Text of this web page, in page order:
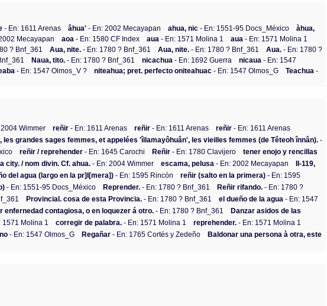
- En: 1611 Arenas âhua' - En: 2002 Mecayapan ahua, nic - En: 1551-95 Docs_México
àhua,
Mecayapan aoa - En: 1580 CF Index aua - En: 1571 Molina 1 aua - En: 1571 Molina 1
? Bnf_361 Aua, nite. - En: 1780 ? Bnf_361 Aua, nite. - En: 1780 ? Bnf_361 Aua. - En: 1780 ?
Naua, tito. - En: 1780 ? Bnf_361 nicachua - En: 1692 Guerra nicaua - En: 1547
- En: 1547 Olmos_V ? niteahua; pret. perfecto oniteahuac - En: 1547 Olmos_G Teachua -
Wimmer reñir - En: 1611 Arenas reñir - En: 1611 Arenas reñir - En: 1611 Arenas
grandes sages femmes, et appelées 'îilamayôhuân', les vieilles femmes (de Têteoh înnân). -
reñir / reprehender - En: 1645 Carochi Reñir - En: 1780 Clavijero
tener enojo y rencillas
city. / nom divin. Cf. ahua. - En: 2004 Wimmer escama, pelusa - En: 2002 Mecayapan
II-119,
del agua (largo en la pr]I[mera]) - En: 1595 Rincón reñir (salto en la primera) - En: 1595
- En: 1551-95 Docs_México Reprender. - En: 1780 ? Bnf_361 Reñir rifando. - En: 1780 ?
Provincial. cosa de esta Provincia. - En: 1780 ? Bnf_361 el dueño de la agua - En: 1547
enfernedad contagiosa, o en loquezer á otro. - En: 1780 ? Bnf_361
Danzar asidos de las
1571 Molina 1 corregir de palabra. - En: 1571 Molina 1 reprehender. - En: 1571 Molina 1
- En: 1547 Olmos_G Regañar - En: 1765 Cortés y Zedeño
Baldonar una persona à otra, este